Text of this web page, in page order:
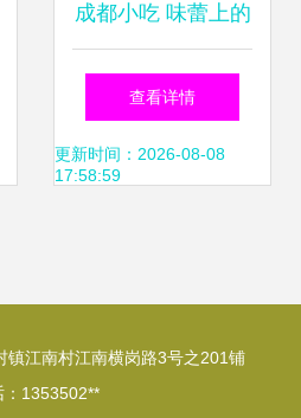
成都小吃 味蕾上的
美食指南与加盟机
遇
查看详情
更新时间：2026-08-08
17:58:59
镇江南村江南横岗路3号之201铺
：1353502**